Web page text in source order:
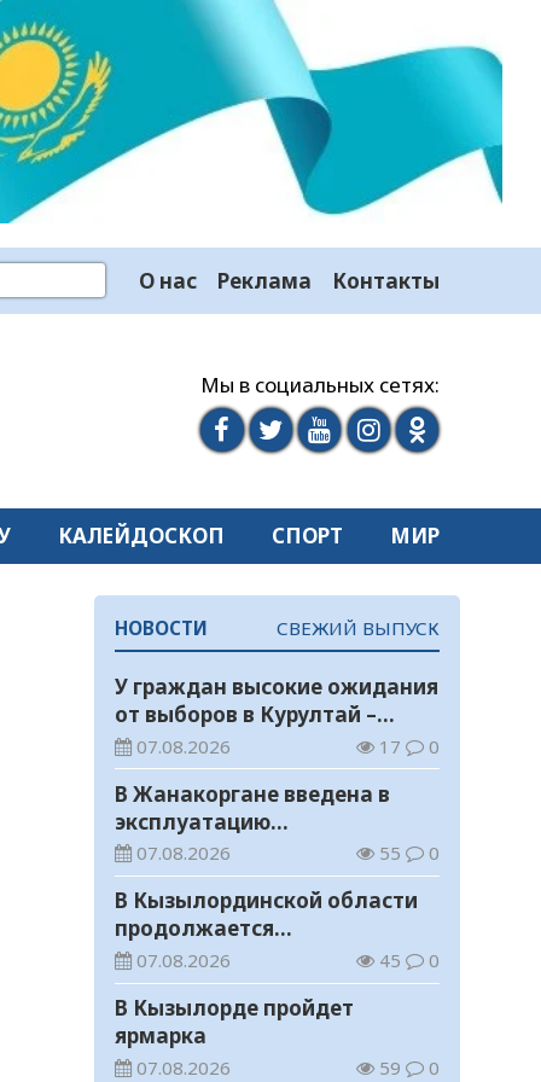
О нас Реклама Контакты
Мы в социальных сетях:
КАЛЕЙДОСКОП СПОРТ МИР
НОВОСТИ СВЕЖИЙ ВЫПУСК
У граждан высокие ожидания
от выборов в Курултай –
опрос общественного мнения
07.08.2026 17 0
В Жанакоргане введена в
эксплуатацию
водораспределительная
станция
07.08.2026 55 0
В Кызылординской области
продолжается
экологическая акция «Таза
Қазақстан»
07.08.2026 45 0
В Кызылорде пройдет
ярмарка
07.08.2026 59 0